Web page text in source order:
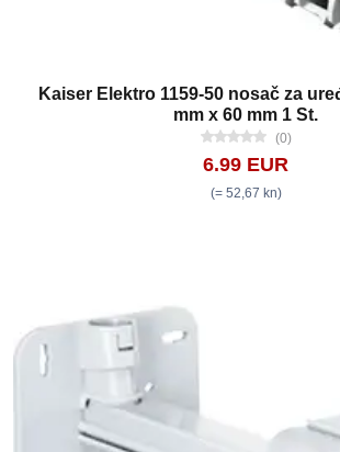
Kaiser Elektro 1159-50 nosač za
mm x 60 mm 1 St.
(0)
6.99 EUR
(= 52,67 kn)